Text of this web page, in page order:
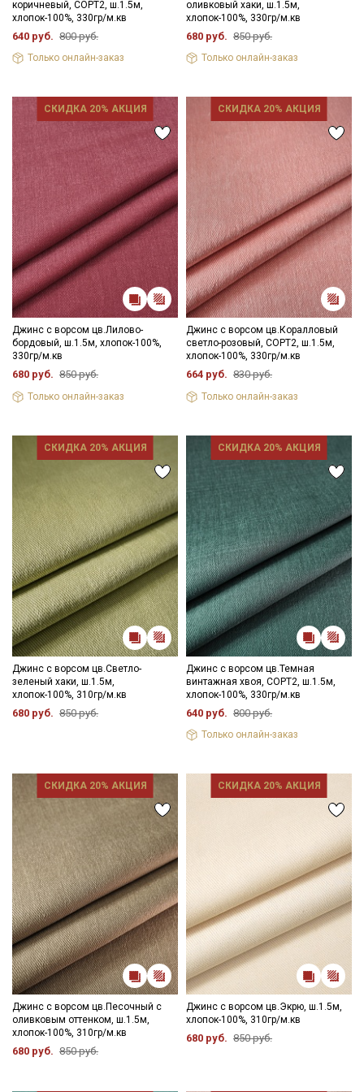
ткани в зависимостиот настроек вашего монитора и в
зависимости от партии.
коричневый, СОРТ2, ш.1.5м,
хлопок-100%, 330гр/м.кв
640 руб. 800 руб.
Только онлайн-заказ
оливковый хаки, ш.1.5м,
хлопок-100%, 330гр/м.кв
680 руб. 850 руб.
Только онлайн-заказ
СКИДКА 20% АКЦИЯ
Джинс с ворсом цв.Лилово-
бордовый, ш.1.5м, хлопок-100%,
330гр/м.кв
680 руб. 850 руб.
Только онлайн-заказ
СКИДКА 20% АКЦИЯ
Джинс с ворсом цв.Коралловый
светло-розовый, СОРТ2, ш.1.5м,
хлопок-100%, 330гр/м.кв
664 руб. 830 руб.
Только онлайн-заказ
СКИДКА 20% АКЦИЯ
Джинс с ворсом цв.Светло-
зеленый хаки, ш.1.5м,
хлопок-100%, 310гр/м.кв
680 руб. 850 руб.
СКИДКА 20% АКЦИЯ
Джинс с ворсом цв.Темная
винтажная хвоя, СОРТ2, ш.1.5м,
хлопок-100%, 330гр/м.кв
640 руб. 800 руб.
Только онлайн-заказ
СКИДКА 20% АКЦИЯ
Джинс с ворсом цв.Песочный с
оливковым оттенком, ш.1.5м,
хлопок-100%, 310гр/м.кв
680 руб. 850 руб.
СКИДКА 20% АКЦИЯ
Джинс с ворсом цв.Экрю, ш.1.5м,
хлопок-100%, 310гр/м.кв
680 руб. 850 руб.
Секретная рассылка от Купава
Мы публикуем здесь дополнительные